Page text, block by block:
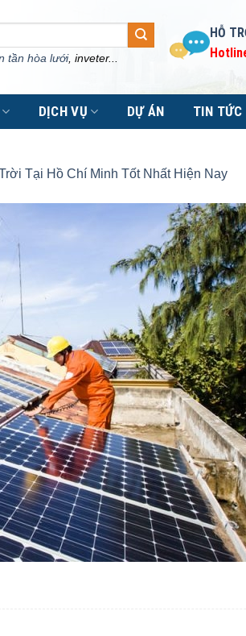
tần hòa lưới, inveter...
HỖ
DỊCH VỤ DỰ ÁN TIN TỨC
Tại Hồ Chí Minh Tốt Nhất Hiện Nay